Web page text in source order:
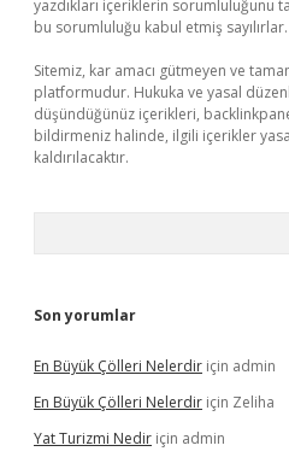
yazdıkları içeriklerin sorumluluğunu
bu sorumluluğu kabul etmiş sayılırlar.
Sitemiz, kar amacı gütmeyen ve
platformudur. Hukuka ve yasal
düşündüğünüz içerikleri,
bildirmeniz halinde, ilgili içerikler
kaldırılacaktır.
Son yorumlar
En Büyük Çölleri Nelerdir için admin
En Büyük Çölleri Nelerdir için Zeliha
Yat Turizmi Nedir için admin